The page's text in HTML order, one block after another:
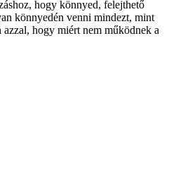
hogy könnyed, felejthető
könnyedén venni mindezt, mint
hogy miért nem működnek a